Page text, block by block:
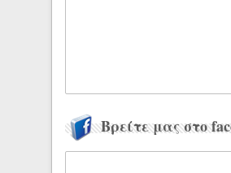
Βρείτε μας στο